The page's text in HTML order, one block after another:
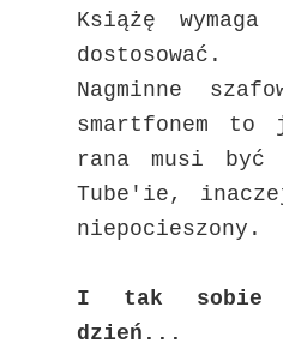
Książę
dostosować.
Nagminne
smartfonem to
rana musi być
Tube'ie,
niepocieszony.
I tak sobie
dzień...